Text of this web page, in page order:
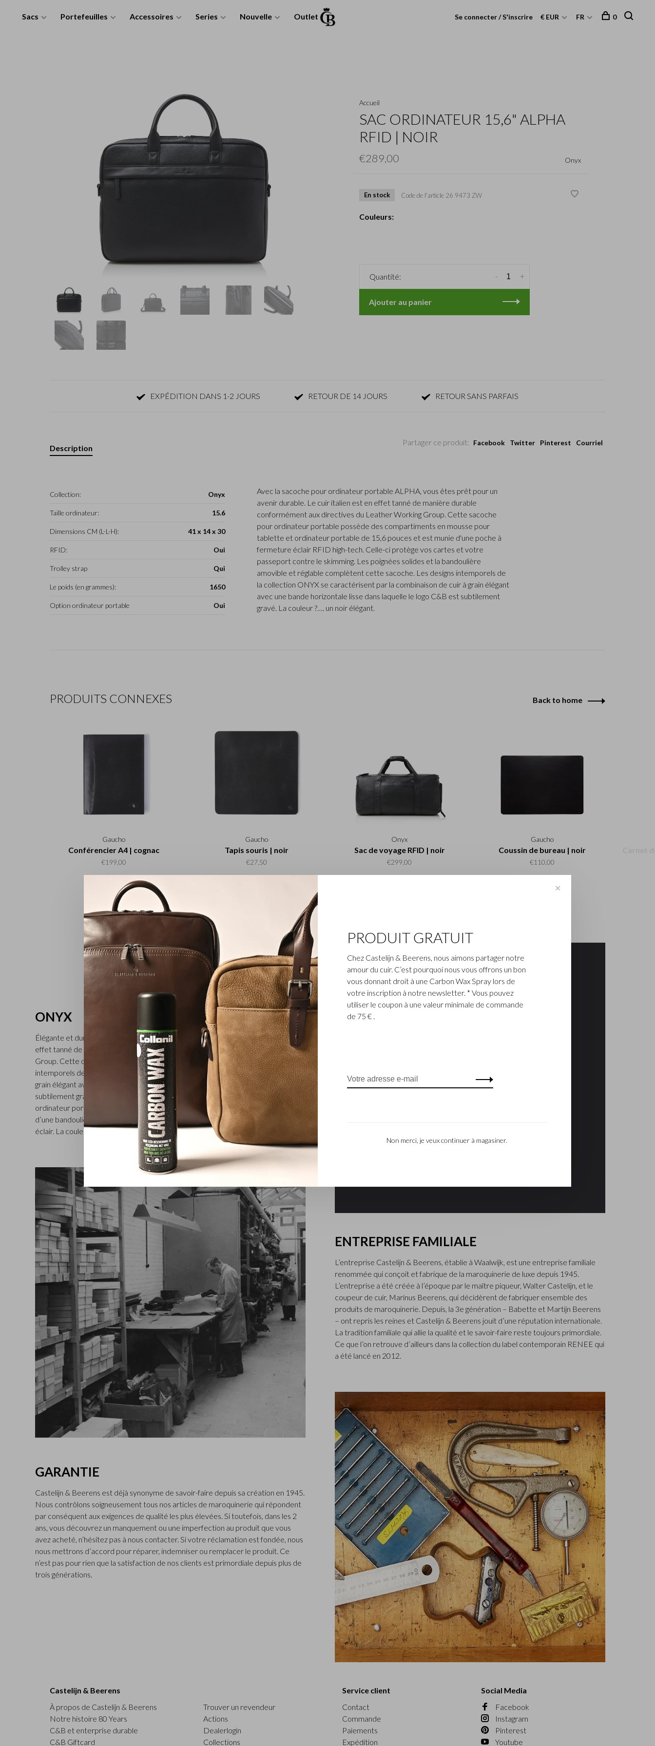
Sacs Portefeuilles Accessoires Series Nouvelle Outlet Se connecter / S'inscrire € EUR FR 0
Accueil
SAC ORDINATEUR 15,6" ALPHA
RFID | NOIR
€289,00 Onyx
En stock Code de l'article 26 9473 ZW
Couleurs:
Quantité: +
-
Ajouter au panier
EXPÉDITION DANS 1-2 JOURS RETOUR DE 14 JOURS RETOUR SANS PARFAIS
Partager ce produit: Facebook Twitter Pinterest Courriel
Description
Collection: Onyx
Taille ordinateur: 15.6
Dimensions CM (L-L-H): 41 x 14 x 30
RFID: Oui
Trolley strap Qui
Le poids (en grammes): 1650
Option ordinateur portable Oui
Avec la sacoche pour ordinateur portable ALPHA, vous êtes prêt pour un
avenir durable. Le cuir italien est en effet tanné de manière durable
conformément aux directives du Leather Working Group. Cette sacoche
pour ordinateur portable possède des compartiments en mousse pour
tablette et ordinateur portable de 15,6 pouces et est munie d'une poche à
fermeture éclair RFID high-tech. Celle-ci protège vos cartes et votre
passeport contre le skimming. Les poignées solides et la bandoulière
amovible et réglable complètent cette sacoche. Les designs intemporels de
la collection ONYX se caractérisent par la combinaison de cuir à grain élégant
avec une bande horizontale lisse dans laquelle le logo C&B est subtilement
gravé. La couleur ?…. un noir élégant.
PRODUITS CONNEXES Back to home
Gaucho
Conférencier A4 | cognac
€199,00
Gaucho
Tapis souris | noir
€27,50
Onyx
Sac de voyage RFID | noir
€299,00
Gaucho
Coussin de bureau | noir
€110,00
ONYX
Élégante et durable, la collection ONYX est les deux à la fois. Le cuir italien est en
effet tanné de manière durable conformément aux directives du Leather Working
Group. Cette organisation vise à rendre l’industrie du cuir plus durable. Les designs
intemporels de la collection ONYX se caractérisent par la combinaison de cuir à
grain élégant avec une bande horizontale lisse dans laquelle le logo C&B est
subtilement gravé. Tous les sacs sont munis de compartiments renforcés pour
ordinateur portable et tablette, d’un compartiment à fermeture éclair RFID,
d’une bandoulière amovible et de divers compartiments avec ou sans fermeture
éclair. La couleur ? Noir élégant !
ENTREPRISE FAMILIALE
L’entreprise Castelijn & Beerens, établie à Waalwijk, est une entreprise familiale
renommée qui conçoit et fabrique de la maroquinerie de luxe depuis 1945.
L’entreprise a été créée à l’époque par le maître piqueur, Walter Castelijn, et le
coupeur de cuir, Marinus Beerens, qui décidèrent de fabriquer ensemble des
produits de maroquinerie. Depuis, la 3e génération – Babette et Martijn Beerens
– ont repris les reines et Castelijn & Beerens jouit d’une réputation internationale.
La tradition familiale qui allie la qualité et le savoir-faire reste toujours primordiale.
Ce que l’on retrouve d’ailleurs dans la collection du label contemporain RENEE qui
a été lancé en 2012.
GARANTIE
Castelijn & Beerens est déjà synonyme de savoir-faire depuis sa création en 1945.
Nous contrôlons soigneusement tous nos articles de maroquinerie qui répondent
par conséquent aux exigences de qualité les plus élevées. Si toutefois, dans les 2
ans, vous découvrez un manquement ou une imperfection au produit que vous
avez acheté, n’hésitez pas à nous contacter. Si votre réclamation est fondée, nous
nous mettrons d’accord pour réparer, indemniser ou remplacer le produit. Ce
n’est pas pour rien que la satisfaction de nos clients est primordiale depuis plus de
trois générations.
Castelijn & Beerens
À propos de Castelijn & Beerens
Notre histoire 80 Years
C&B et enterprise durable
C&B Giftcard
Trouver un revendeur
Actions
Dealerlogin
Collections
Service client
Contact
Commande
Paiements
Expédition
Social Media
Facebook
Instagram
Pinterest
Youtube
✕
PRODUIT GRATUIT
Chez Castelijn & Beerens, nous aimons partager notre
amour du cuir. C’est pourquoi nous vous offrons un bon
vous donnant droit à une Carbon Wax Spray lors de
votre inscription à notre newsletter. * Vous pouvez
utiliser le coupon à une valeur minimale de commande
de 75 € .
Non merci, je veux continuer à magasiner.